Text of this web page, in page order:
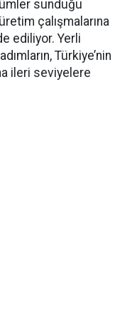
sunduğu
çalışmalarına
ediliyor. Yerli
Türkiye’nin
ileri seviyelere